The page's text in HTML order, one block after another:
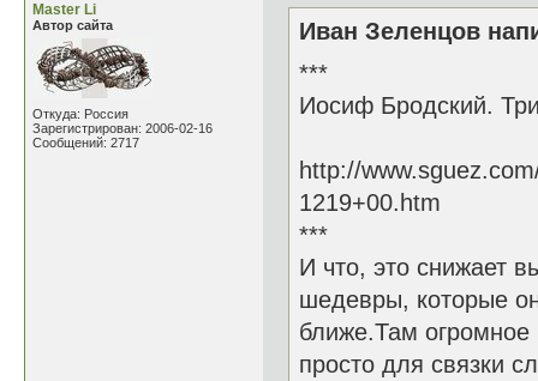
Master Li
Автор сайта
Откуда: Россия
Зарегистрирован: 2006-02-16
Сообщений: 2717
Иван Зеленцов
***
Иосиф Бродский.
http://
1219+00.htm
***
И что, это снижает
шедевры, которые
ближе.Там огромное
просто для связки